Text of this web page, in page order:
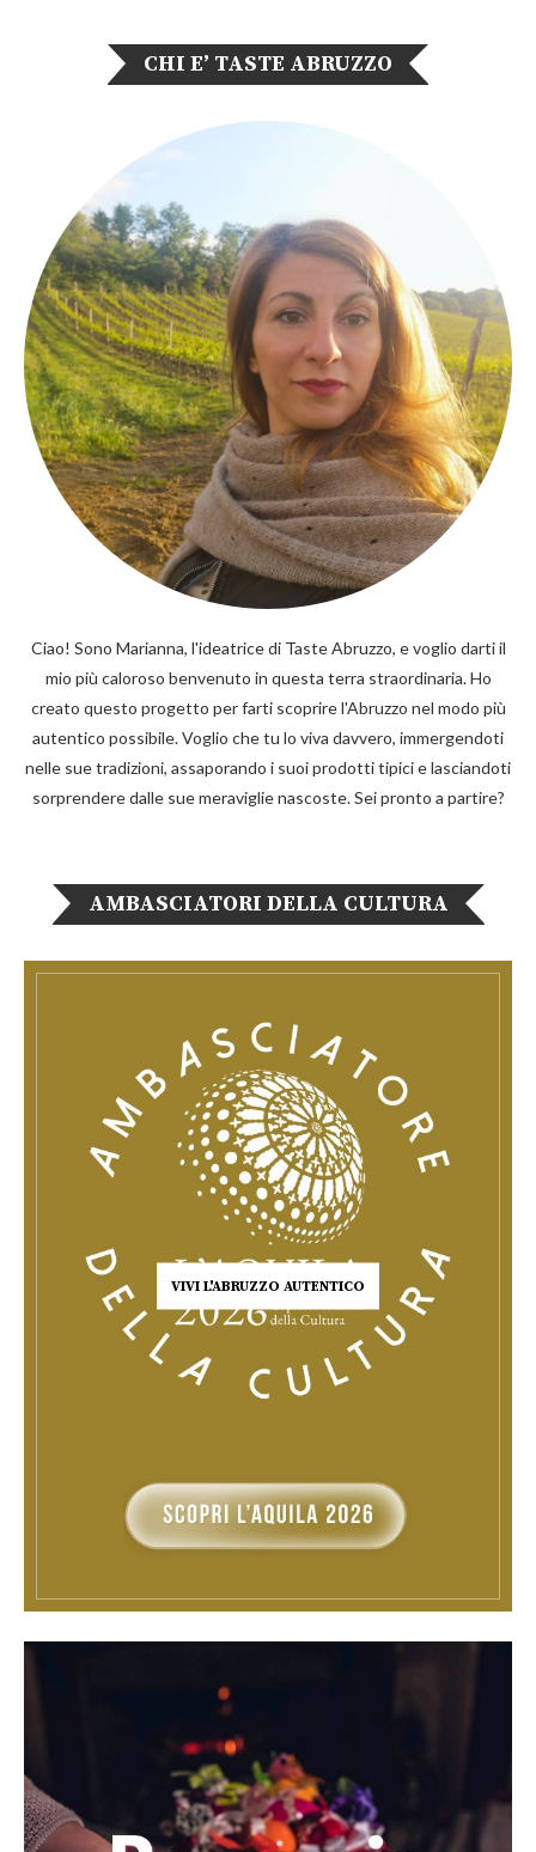
CHI E’ TASTE ABRUZZO
Ciao! Sono Marianna, l'ideatrice di Taste Abruzzo, e voglio darti il
mio più caloroso benvenuto in questa terra straordinaria. Ho
creato questo progetto per farti scoprire l'Abruzzo nel modo più
autentico possibile. Voglio che tu lo viva davvero, immergendoti
nelle sue tradizioni, assaporando i suoi prodotti tipici e lasciandoti
sorprendere dalle sue meraviglie nascoste. Sei pronto a partire?
AMBASCIATORI DELLA CULTURA
VIVI L'ABRUZZO AUTENTICO